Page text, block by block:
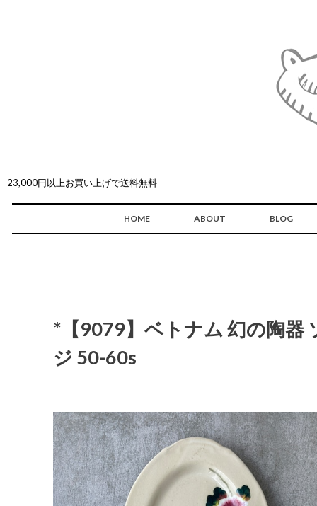
23,000円以上お買い上げで送料無料
HOME ABOUT BLOG
*【9079】ベトナム 幻の陶器
ジ 50-60s